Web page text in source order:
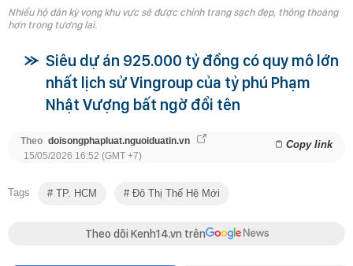
Nhiều hộ dân kỳ vọng khu vực sẽ được chỉnh trang sạch đẹp, thông thoáng
hơn trong tương lai.
Siêu dự án 925.000 tỷ đồng có quy mô lớn
nhất lịch sử Vingroup của tỷ phú Phạm
Nhật Vượng bất ngờ đổi tên
Theo doisongphapluat.nguoiduatin.vn Copy link
15/05/2026 16:52 (GMT +7)
Tags TP. HCM Đô Thị Thế Hệ Mới
Theo dõi Kenh14.vn trên